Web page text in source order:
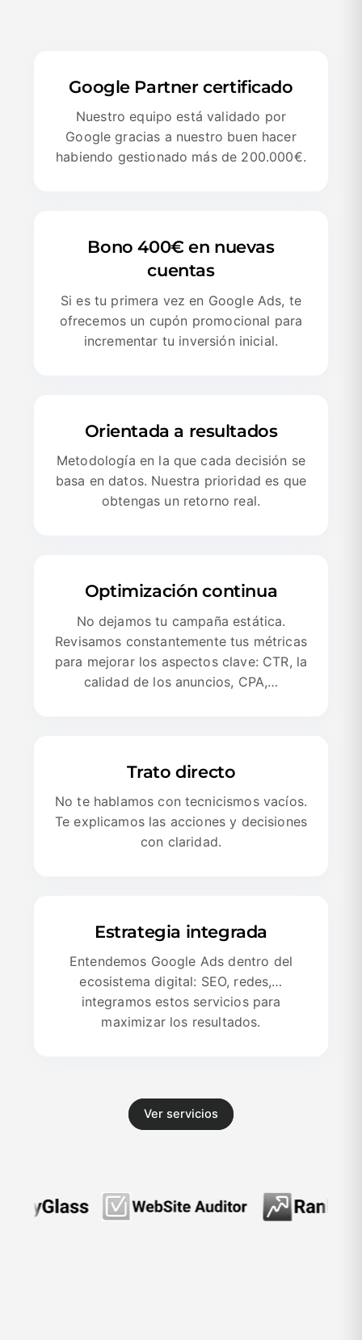
Google Partner certificado
Nuestro equipo está validado por
Google gracias a nuestro buen hacer
habiendo gestionado más de 200.000€.
Bono 400€ en nuevas
cuentas
Si es tu primera vez en Google Ads, te
ofrecemos un cupón promocional para
incrementar tu inversión inicial.
Orientada a resultados
Metodología en la que cada decisión se
basa en datos. Nuestra prioridad es que
obtengas un retorno real.
Optimización continua
No dejamos tu campaña estática.
Revisamos constantemente tus métricas
para mejorar los aspectos clave: CTR, la
calidad de los anuncios, CPA,…
Trato directo
No te hablamos con tecnicismos vacíos.
Te explicamos las acciones y decisiones
con claridad.
Estrategia integrada
Entendemos Google Ads dentro del
ecosistema digital: SEO, redes,…
integramos estos servicios para
maximizar los resultados.
Ver servicios